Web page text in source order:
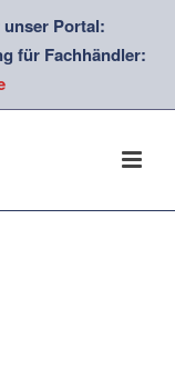
Portal:
für Fachhändler: